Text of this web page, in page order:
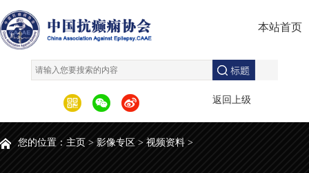
本站首页
返回上级
您的位置： 主页 > 影像专区 > 视频资料 >